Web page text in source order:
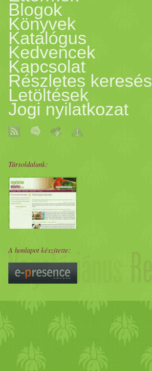
Blogok
Könyvek
Katalógus
Kedvencek
Kapcsolat
Részletes keresés
Letöltések
Jogi nyilatkozat
Társoldalunk:
A honlapot készítette: